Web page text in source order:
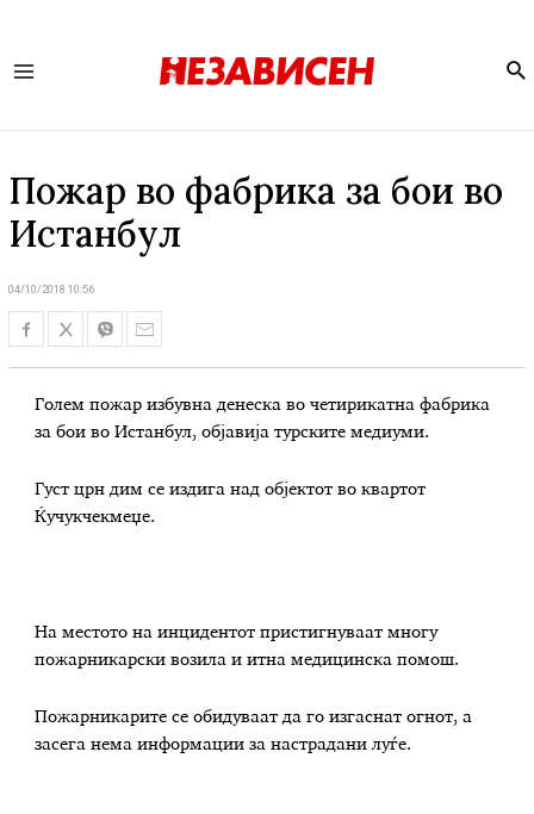
Пожар во фабрика за бои во
Истанбул
04/10/2018 10:56
Голем пожар избувна денеска во четирикатна фабрика
за бои во Истанбул, објавија турските медиуми.
Густ црн дим се издига над објектот во квартот
Ќучукчекмеџе.
На местото на инцидентот пристигнуваат многу
пожарникарски возила и итна медицинска помош.
Пожарникарите се обидуваат да го изгаснат огнот, а
засега нема информации за настрадани луѓе.